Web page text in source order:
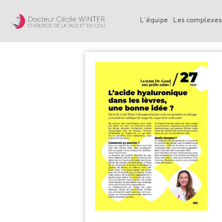
L'équipe Les complexes